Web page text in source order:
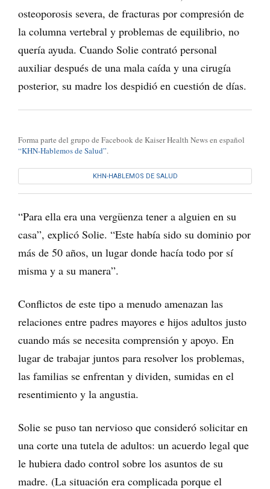
osteoporosis severa, de fracturas por compresión de
la columna vertebral y problemas de equilibrio, no
quería ayuda. Cuando Solie contrató personal
auxiliar después de una mala caída y una cirugía
posterior, su madre los despidió en cuestión de días.
Forma parte del grupo de Facebook de Kaiser Health News en español
“KHN-Hablemos de Salud”.
KHN-HABLEMOS DE SALUD
“Para ella era una vergüenza tener a alguien en su
casa”, explicó Solie. “Este había sido su dominio por
más de 50 años, un lugar donde hacía todo por sí
misma y a su manera”.
Conflictos de este tipo a menudo amenazan las
relaciones entre padres mayores e hijos adultos justo
cuando más se necesita comprensión y apoyo. En
lugar de trabajar juntos para resolver los problemas,
las familias se enfrentan y dividen, sumidas en el
resentimiento y la angustia.
Solie se puso tan nervioso que consideró solicitar en
una corte una tutela de adultos: un acuerdo legal que
le hubiera dado control sobre los asuntos de su
madre. (La situación era complicada porque el